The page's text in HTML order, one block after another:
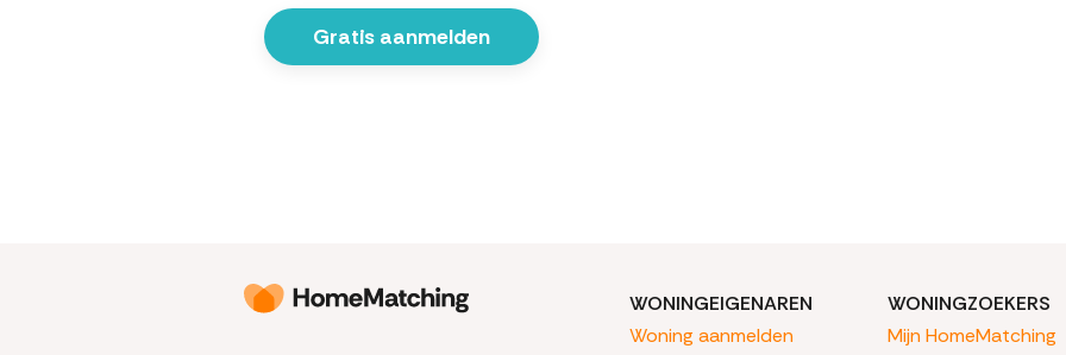
Gratis aanmelden
WONINGEIGENAREN
Woning aanmelden
WONINGZOEKERS
Mijn HomeMatching